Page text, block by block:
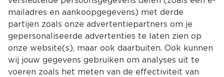
Vlees, kip, vis, vega
Bij PLUS vind je alles voor elke maaltijd: vers vlees,
kip, vis en smakelijke vega opties. Ontdek ons
gevarieerde assortiment en bestel direct je
boodschappen!
mailadres en aankoopgegevens) met derde
partijen zoals onze advertentiepartners om je
gepersonaliseerde advertenties te laten zien op
onze website(s), maar ook daarbuiten. Ook kunnen
wij jouw gegevens gebruiken om analyses uit te
voeren zoals het meten van de effectiviteit van